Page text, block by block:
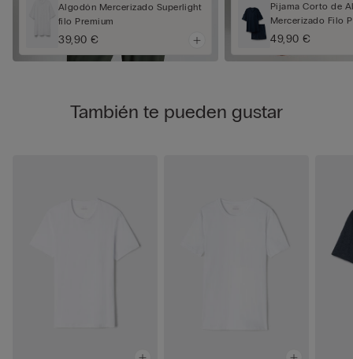
Algodón Mercerizado Superlight
filo Premium
39,90 €
Pijama Corto de
Mercerizado Filo
49,90 €
También te pueden gustar